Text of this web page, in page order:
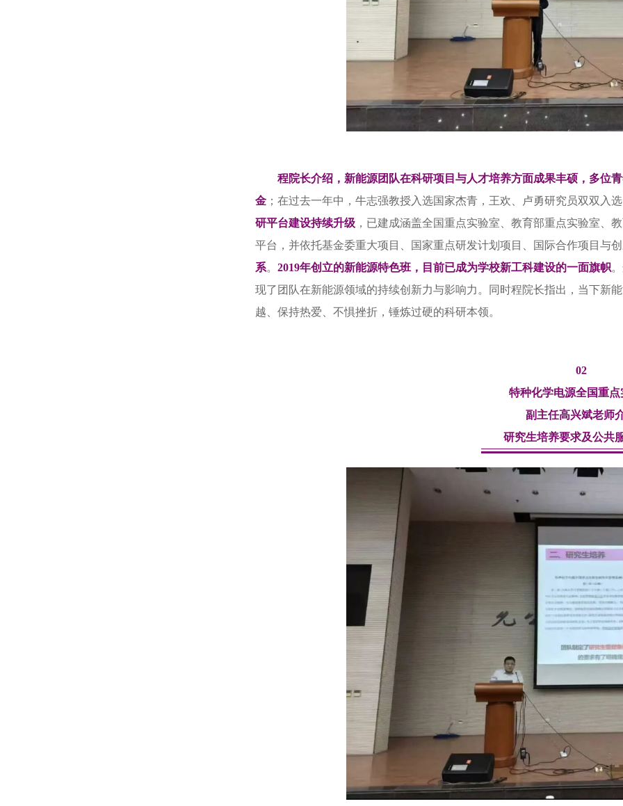
程院长介绍，新能源团队在科研项目与人才培养方面成果丰硕，多位
金 ；在过去一年中，牛志强教授入选国家杰青，王欢、卢勇研究员双双入
研平台建设持续升级 ，已建成涵盖全国重点实验室、教育部重点实验室、
平台，并依托基金委重大项目、国家重点研发计划项目、国际合作项目与
系。 2019年创立的新能源特色班，目前已成为学校新工科建设的一面旗帜
现了团队在新能源领域的持续创新力与影响力。同时程院长指出，当下新
越、保持热爱、不惧挫折，锤炼过硬的科研本领。
02
特种化学电源全国重点
副主任高兴斌老师
研究生培养要求及公共